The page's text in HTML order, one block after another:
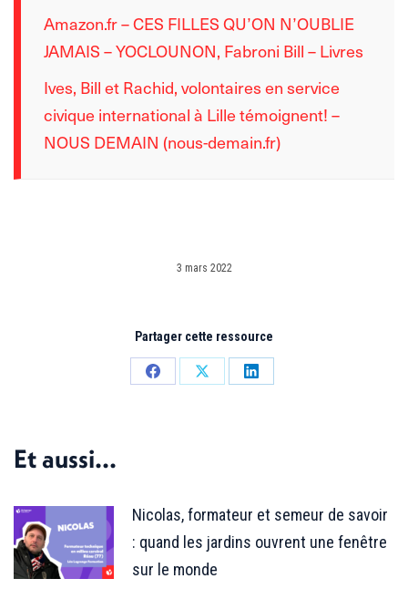
Amazon.fr – CES FILLES QU’ON N’OUBLIE
JAMAIS – YOCLOUNON, Fabroni Bill – Livres
Ives, Bill et Rachid, volontaires en service
civique international à Lille témoignent! –
NOUS DEMAIN (nous-demain.fr)
3 mars 2022
Partager cette ressource
PartagerPartagerPartager
Et aussi...
Nicolas, formateur et semeur de savoir
: quand les jardins ouvrent une fenêtre
sur le monde